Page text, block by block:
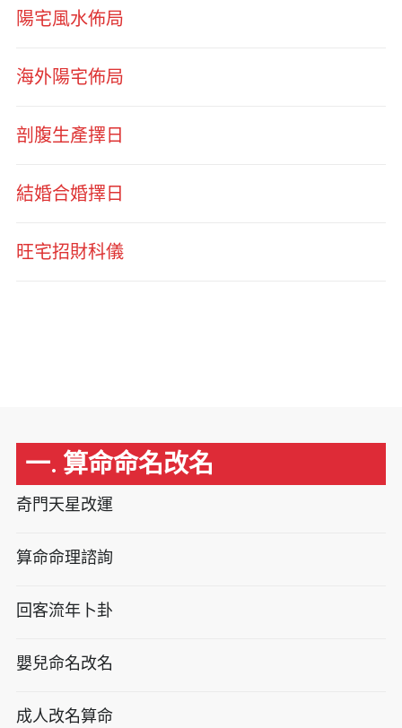
陽宅風水佈局
海外陽宅佈局
剖腹生產擇日
結婚合婚擇日
旺宅招財科儀
一. 算命命名改名
奇門天星改運
算命命理諮詢
回客流年卜卦
嬰兒命名改名
成人改名算命